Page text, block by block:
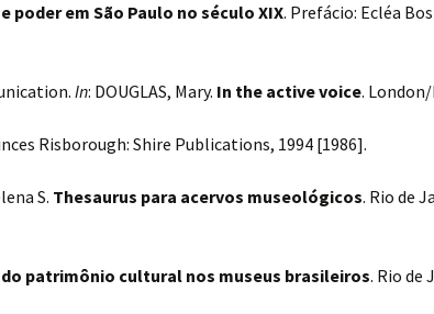
poder em São Paulo no século XIX. Prefácio: Ecléa
In: DOUGLAS, Mary. In the active voice. London/
Risborough: Shire Publications, 1994 [1986].
S. Thesaurus para acervos museológicos. Rio de
patrimônio cultural nos museus brasileiros. Rio de